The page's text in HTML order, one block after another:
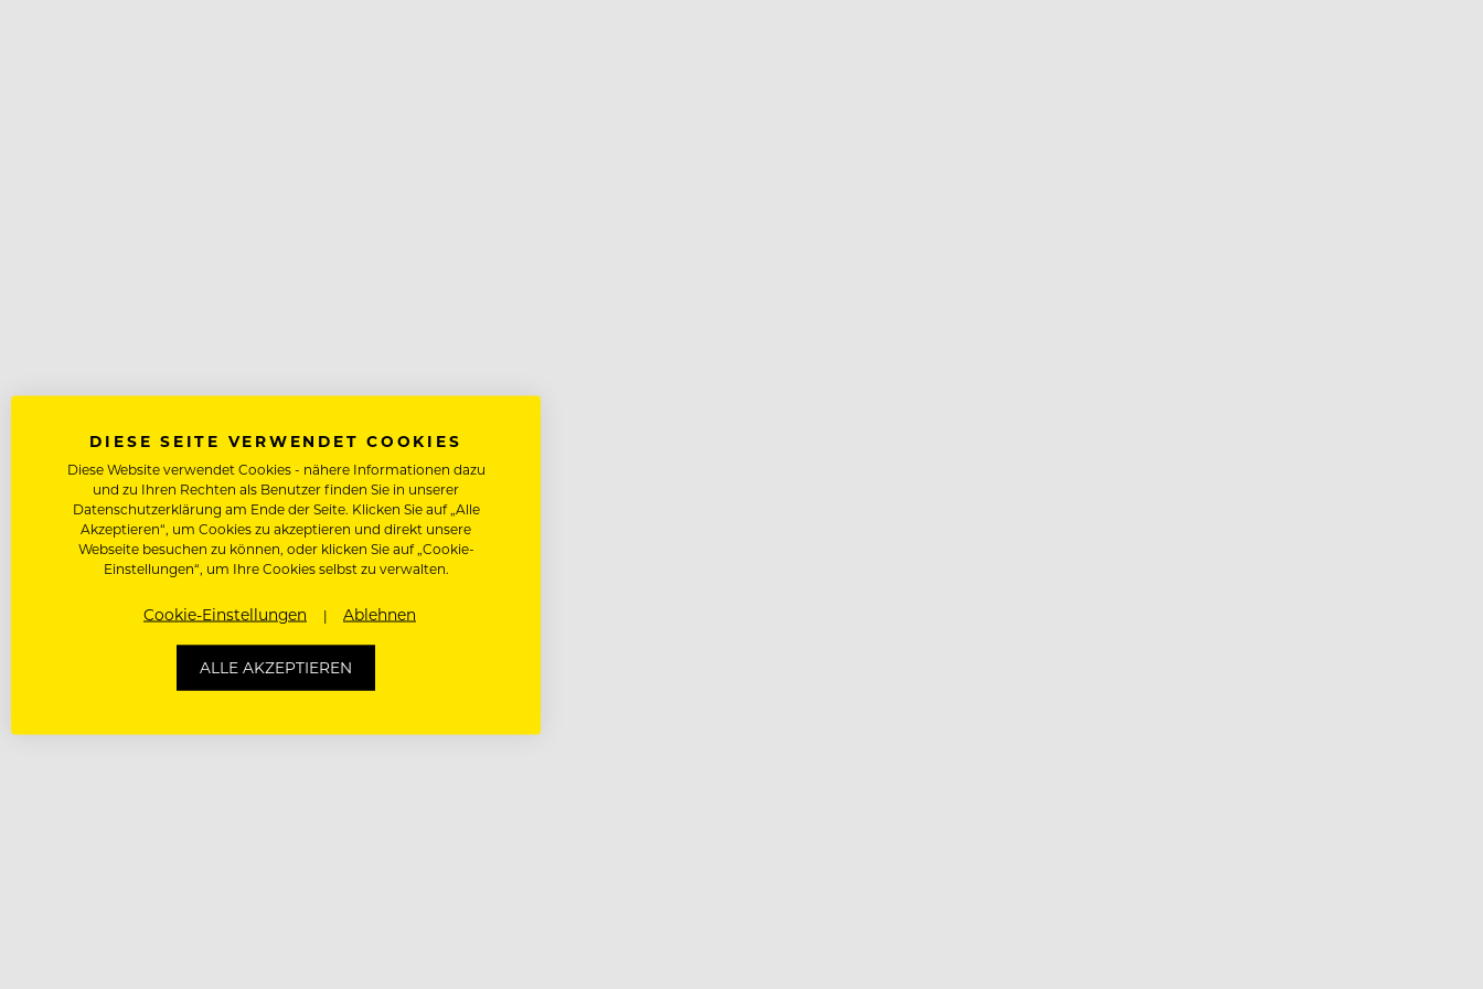
DIESE SEITE VERWENDET COOKIES
Diese Website verwendet Cookies - nähere Informationen dazu
und zu Ihren Rechten als Benutzer finden Sie in unserer
Datenschutzerklärung am Ende der Seite. Klicken Sie auf „Alle
Akzeptieren“, um Cookies zu akzeptieren und direkt unsere
Webseite besuchen zu können, oder klicken Sie auf „Cookie-
Einstellungen“, um Ihre Cookies selbst zu verwalten.
Cookie-Einstellungen Ablehnen
ALLE AKZEPTIEREN